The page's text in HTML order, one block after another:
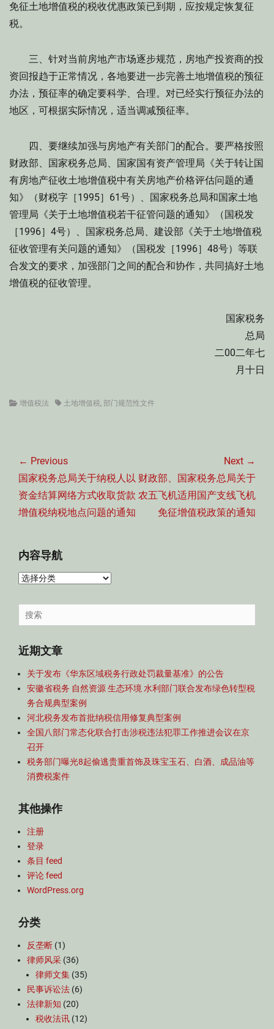
免征土地增值税的税收优惠政策已到期，应按规定恢复征
税。
三、针对当前房地产市场逐步规范，房地产投资商的投
资回报趋于正常情况，各地要进一步完善土地增值税的预征
办法，预征率的确定要科学、合理。对已经实行预征办法的
地区，可根据实际情况，适当调减预征率。
四、要继续加强与房地产有关部门的配合。要严格按照
财政部、国家税务总局、国家国有资产管理局《关于转让国
有房地产征收土地增值税中有关房地产价格评估问题的通
知》（财税字［1995］61号）、国家税务总局和国家土地
管理局《关于土地增值税若干征管问题的通知》（国税发
［1996］4号）、国家税务总局、建设部《关于土地增值税
征收管理有关问题的通知》（国税发［1996］48号）等联
合发文的要求，加强部门之间的配合和协作，共同搞好土地
增值税的征收管理。
国家税务
总局
二00二年七
月十日
Categories
增值税法 Tags土地增值税, 部门规范性文件
章
导
航
← Previous
Previous
post:
国家税务总局关于纳税人以
资金结算网络方式收取货款
增值税纳税地点问题的通知
Next →
Next
post:
财政部、国家税务总局关于
农五飞机适用国产支线飞机
免征增值税政策的通知
内容导航
内
导
航
Search
for:
近期文章
关于发布《华东区域税务行政处罚裁量基准》的公告
安徽省税务 自然资源 生态环境 水利部门联合发布绿色转型税
务合规典型案例
河北税务发布首批纳税信用修复典型案例
全国八部门常态化联合打击涉税违法犯罪工作推进会议在京
召开
税务部门曝光8起偷逃贵重首饰及珠宝玉石、白酒、成品油等
消费税案件
其他操作
注册
登录
条目 feed
评论 feed
WordPress.org
分类
反垄断 (1)
律师风采 (36)
律师文集 (35)
民事诉讼法 (6)
法律新知 (20)
税收法讯 (12)